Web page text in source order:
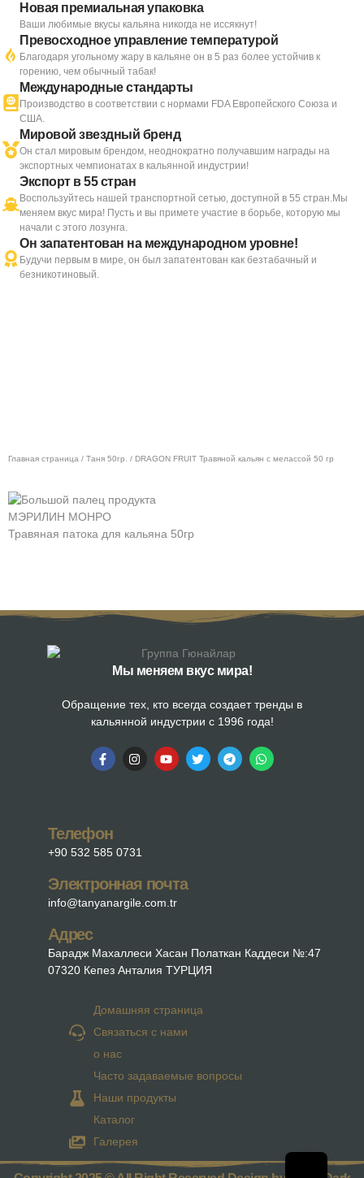
Новая премиальная упаковка
Ваши любимые вкусы кальяна никогда не иссякнут!
Превосходное управление температурой
Благодаря угольному жару в кальяне он в 5 раз более устойчив к
горению, чем обычный табак!
Международные стандарты
Производство в соответствии с нормами FDA Европейского Союза и
США.
Мировой звездный бренд
Он стал мировым брендом, неоднократно получавшим награды на
экспортных чемпионатах в кальянной индустрии!
Экспорт в 55 стран
Воспользуйтесь нашей транспортной сетью, доступной в 55 стран.Мы
меняем вкус мира! Пусть и вы примете участие в борьбе, которую мы
начали с этого лозунга.
Он запатентован на международном уровне!
Будучи первым в мире, он был запатентован как безтабачный и
безникотиновый.
Главная страница / Таня 50гр. / DRAGON FRUIT Травяной кальян с мелассой 50 гр
МЭРИЛИН МОНРО
Травяная патока для кальяна 50гр
Мы меняем вкус мира!
Обращение тех, кто всегда создает тренды в
кальянной индустрии с 1996 года!
Телефон
+90 532 585 0731
Электронная почта
info@tanyanargile.com.tr
Адрес
Барадж Махаллеси Хасан Полаткан Каддеси №:47
07320 Кепез Анталия ТУРЦИЯ
Домашняя страница
Связаться с нами
о нас
Часто задаваемые вопросы
Наши продукты
Каталог
Галерея